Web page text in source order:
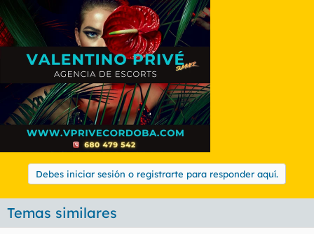
Debes iniciar sesión o registrarte para responder aquí.
Temas similares